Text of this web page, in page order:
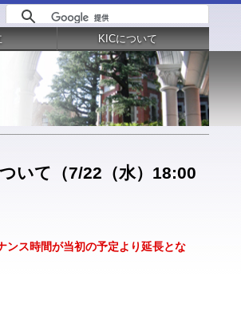
いて（7/22（水）18:00
ス時間が当初の予定より延長とな
KICについて